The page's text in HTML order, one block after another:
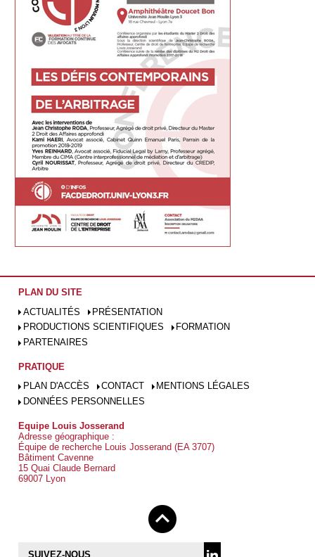
PLAN DU SITE
ACTUALITÉS
PRÉSENTATION
PRODUCTIONS SCIENTIFIQUES
FORMATION
PARTENAIRES
PRATIQUE
PLAN D'ACCÈS
CONTACT
MENTIONS LÉGALES
DONNÉES PERSONNELLES
Equipe Louis Josserand
Adresse géographique :
Équipe de recherche Louis Josserand (EA 3707)
Bâtiment Cavenne
15 Quai Claude Bernard
69007 Lyon
SUIVEZ-NOUS